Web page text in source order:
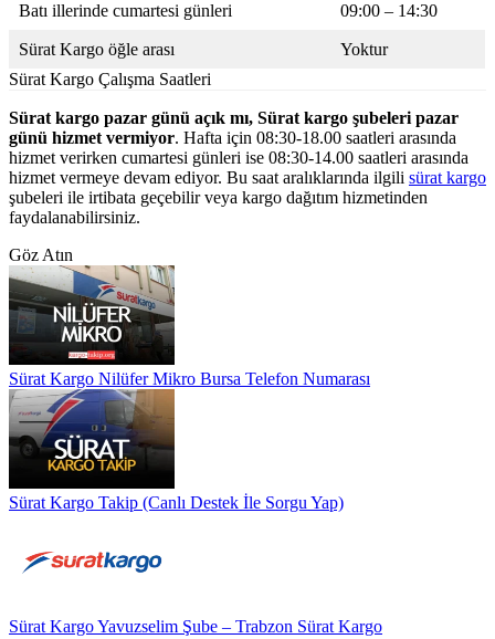
Batı illerinde cumartesi günleri 09:00 – 14:30
Sürat Kargo öğle arası
Yoktur
Sürat Kargo Çalışma Saatleri
Sürat kargo pazar günü açık mı, Sürat kargo şubeleri pazar
günü hizmet vermiyor. Hafta için 08:30-18.00 saatleri arasında
hizmet verirken cumartesi günleri ise 08:30-14.00 saatleri arasında
hizmet vermeye devam ediyor. Bu saat aralıklarında ilgili sürat kargo
şubeleri ile irtibata geçebilir veya kargo dağıtım hizmetinden
faydalanabilirsiniz.
Göz Atın
Sürat Kargo Nilüfer Mikro Bursa Telefon Numarası
Sürat Kargo Takip (Canlı Destek İle Sorgu Yap)
Sürat Kargo Yavuzselim Şube – Trabzon Sürat Kargo